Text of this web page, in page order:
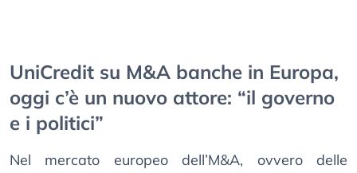
UniCredit su M&A banche in Europa,
oggi c’è un nuovo attore: “il governo
e i politici”
Nel mercato europeo dell’M&A, ovvero delle